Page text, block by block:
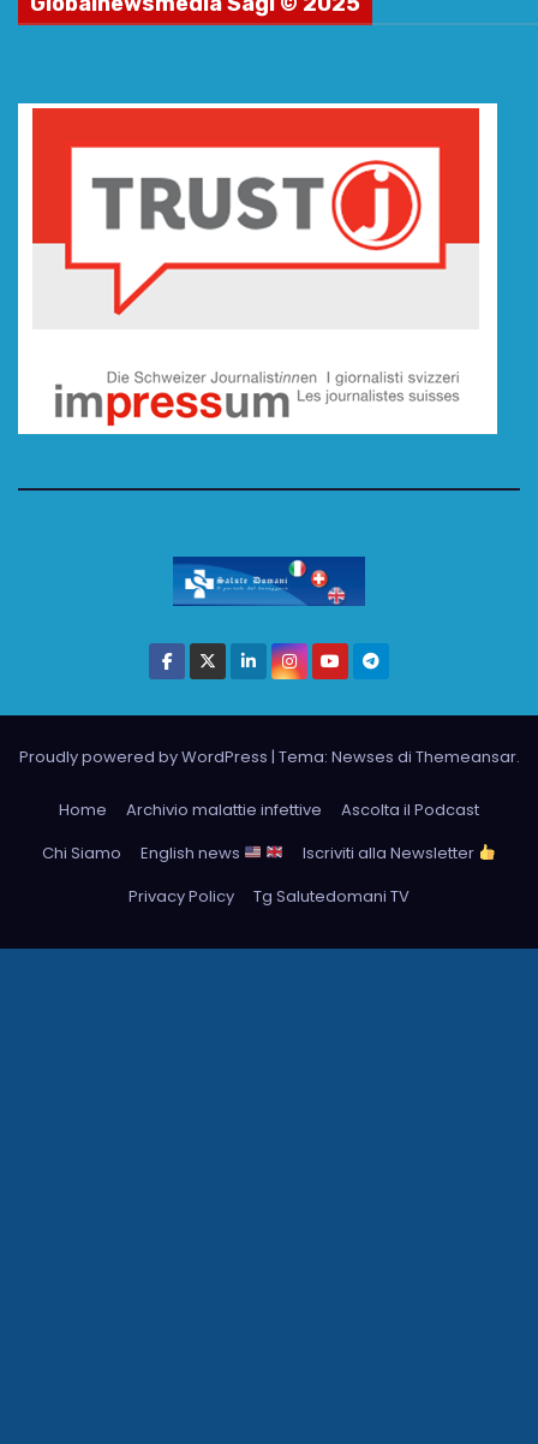
Proudly powered by WordPress | Tema: Newses di Themeansar.
Home Archivio malattie infettive
Ascolta il Podcast
Chi Siamo
English news
Iscriviti alla Newsletter
Privacy Policy
Tg Salutedomani TV